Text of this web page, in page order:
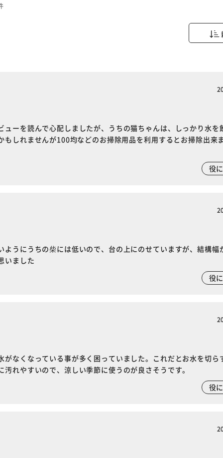
ーを読んで心配しましたが、うちの猫ちゃんは、しっかり水を
しれませんが100均などのお掃除用品を利用するとお掃除出来
役
うにうちの柴には低いので、台の上にのせていますが、結構幅
いました
役
なくなっている事が多く困っていました。これだとお水を切ら
れやすいので、涼しい季節に使うのが良さそうです。
役